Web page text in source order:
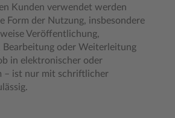
Kunden verwendet werden
Form der Nutzung, insbesondere
Veröffentlichung,
Bearbeitung oder Weiterleitung
in elektronischer oder
– ist nur mit schriftlicher